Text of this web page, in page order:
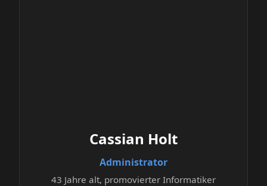
Cassian Holt
Administrator
43 Jahre alt, promovierter Informatiker